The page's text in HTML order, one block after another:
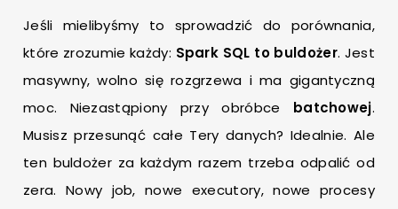
Jeśli mielibyśmy to sprowadzić do porównania,
które zrozumie każdy: Spark SQL to buldożer. Jest
masywny, wolno się rozgrzewa i ma gigantyczną
moc. Niezastąpiony przy obróbce batchowej.
Musisz przesunąć całe Tery danych? Idealnie. Ale
ten buldożer za każdym razem trzeba odpalić od
zera. Nowy job, nowe executory, nowe procesy